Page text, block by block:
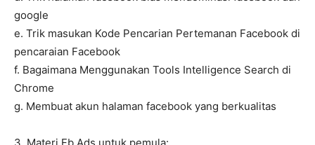
google
e. Trik masukan Kode Pencarian Pertemanan Facebook di
pencaraian Facebook
f. Bagaimana Menggunakan Tools Intelligence Search di
Chrome
g. Membuat akun halaman facebook yang berkualitas